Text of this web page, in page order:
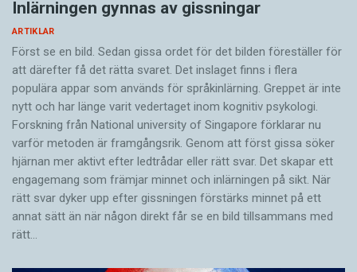
Inlärningen gynnas av gissningar
ARTIKLAR
Först se en bild. Sedan gissa ordet för det bilden föreställer för
att därefter få det rätta svaret. Det inslaget finns i flera
populära appar som används för språkinlärning. Greppet är inte
nytt och har länge varit vedertaget inom kognitiv psykologi.
Forskning från National university of Singa­pore förklarar nu
varför metoden är framgångsrik. Genom att först gissa ­söker
hjärnan mer aktivt ­efter ledtrådar eller rätt svar. Det skapar ett
engagemang som främjar minnet och inlärningen på sikt. När
rätt svar dyker upp efter gissningen förstärks minnet på ett
annat sätt än när någon direkt får se en bild tillsammans med
rätt…